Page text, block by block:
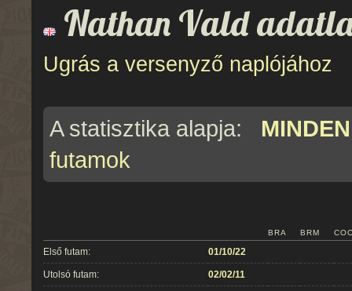
Nathan Vald
Ugrás a versenyző naplójához
A statisztika alapja:
futamok
BRA BRM
Első futam: 01/10/22
Utolsó futam: 02/02/11